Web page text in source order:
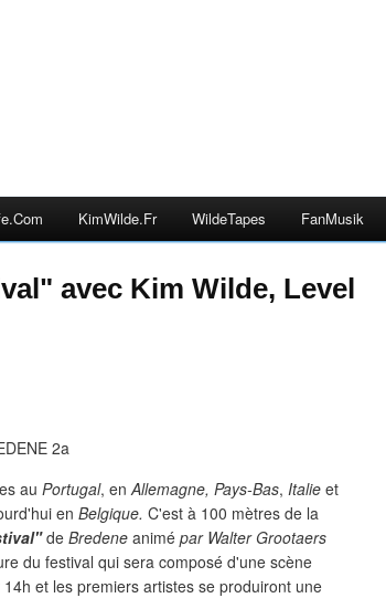
KimWilde.fr WildeTapes FanMusik
avec Kim Wilde, Level
au Portugal, enAllemagne, Pays-Bas, Italie et
en Belgique. C'est à 100 mètres de la
de Bredene animé par Walter Grootaers
du festival qui sera composé d'une scène
et les premiers artistes se produiront une